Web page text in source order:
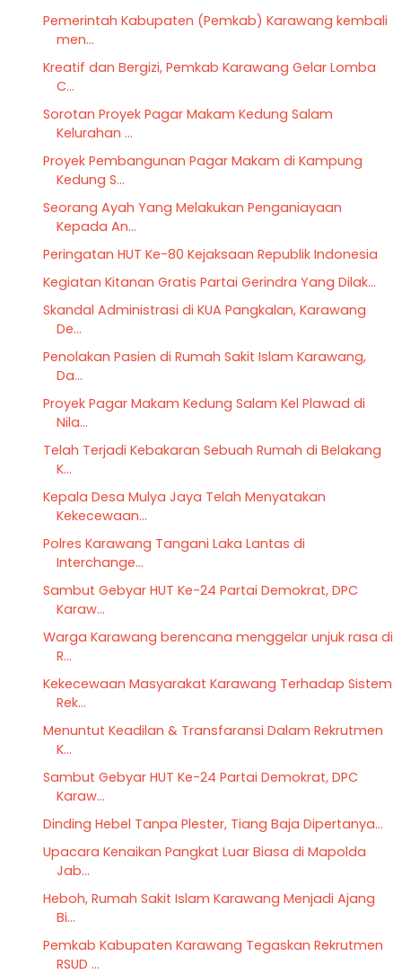
Pemerintah Kabupaten (Pemkab) Karawang kembali
men...
Kreatif dan Bergizi, Pemkab Karawang Gelar Lomba
C...
Sorotan Proyek Pagar Makam Kedung Salam
Kelurahan ...
Proyek Pembangunan Pagar Makam di Kampung
Kedung S...
Seorang Ayah Yang Melakukan Penganiayaan
Kepada An...
Peringatan HUT Ke-80 Kejaksaan Republik Indonesia
Kegiatan Kitanan Gratis Partai Gerindra Yang Dilak...
Skandal Administrasi di KUA Pangkalan, Karawang
De...
Penolakan Pasien di Rumah Sakit Islam Karawang,
Da...
Proyek Pagar Makam Kedung Salam Kel Plawad di
Nila...
Telah Terjadi Kebakaran Sebuah Rumah di Belakang
K...
Kepala Desa Mulya Jaya Telah Menyatakan
Kekecewaan...
Polres Karawang Tangani Laka Lantas di
Interchange...
Sambut Gebyar HUT Ke-24 Partai Demokrat, DPC
Karaw...
Warga Karawang berencana menggelar unjuk rasa di
R...
Kekecewaan Masyarakat Karawang Terhadap Sistem
Rek...
Menuntut Keadilan & Transfaransi Dalam Rekrutmen
K...
Sambut Gebyar HUT Ke-24 Partai Demokrat, DPC
Karaw...
Dinding Hebel Tanpa Plester, Tiang Baja Dipertanya...
Upacara Kenaikan Pangkat Luar Biasa di Mapolda
Jab...
Heboh, Rumah Sakit Islam Karawang Menjadi Ajang
Bi...
Pemkab Kabupaten Karawang Tegaskan Rekrutmen
RSUD ...